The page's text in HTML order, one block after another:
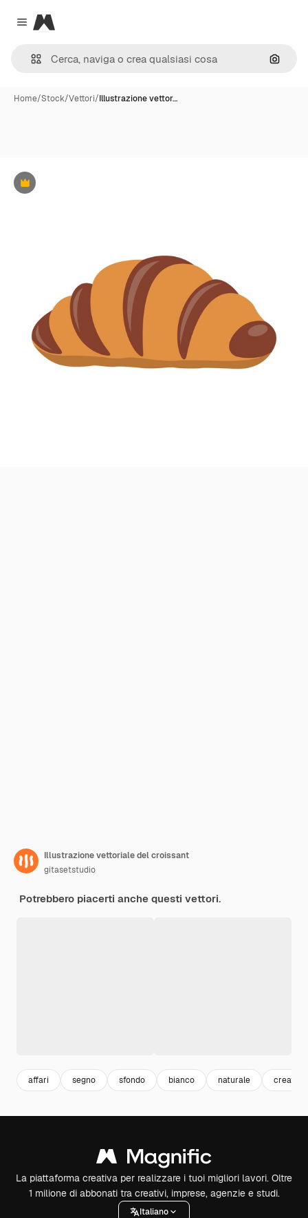
Close menu
Magnific
Cerca
Home/Stock/Vettori/Illustrazione vettor…
Premium
Illustrazione vettoriale del croissant
gitasetstudio
Potrebbero piacerti anche questi vettori.
affari segno sfondo bianco naturale creativo
La piattaforma creativa per realizzare i tuoi migliori lavori. Oltre
1 milione di abbonati tra creativi, imprese, agenzie e studi.
Italiano